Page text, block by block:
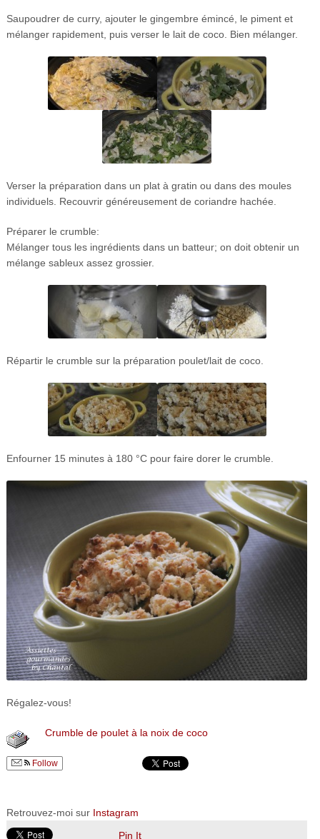
Saupoudrer de curry, ajouter le gingembre émincé, le piment et
mélanger rapidement, puis verser le lait de coco. Bien mélanger.
Verser la préparation dans un plat à gratin ou dans des moules
individuels. Recouvrir généreusement de coriandre hachée.
Préparer le crumble:
Mélanger tous les ingrédients dans un batteur; on doit obtenir un
mélange sableux assez grossier.
Répartir le crumble sur la préparation poulet/lait de coco.
Enfourner 15 minutes à 180 °C pour faire dorer le crumble.
Régalez-vous!
Crumble de poulet à la noix de coco
Follow
Retrouvez-moi sur Instagram
Pin It